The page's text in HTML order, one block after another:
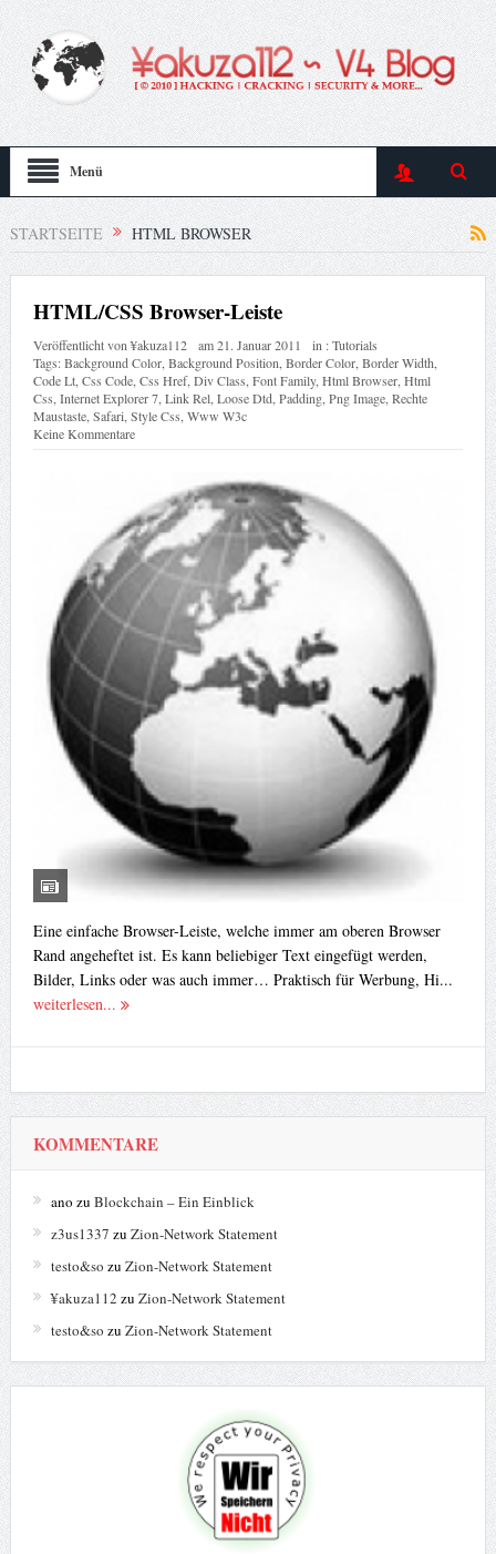
Menü
STARTSEITE HTML BROWSER
HTML/CSS Browser-Leiste
Veröffentlicht von¥akuza112 am21. Januar 2011 in :Tutorials
Tags:Background Color, Background Position Border Color, Border Width
Code Lt, Css Code, Css Href, Div Class Font Family, Html Browser, Html
Css Internet Explorer 7, Link Rel, Loose Dtd, Padding, Png Image, Rechte
Maustaste, Safari Style Css Www W3c
Keine Kommentare
Eine einfache Browser-Leiste, welche immer am oberen Browser
Rand angeheftet ist. Es kann beliebiger Text eingefügt werden,
Bilder, Links oder was auch immer… Praktisch für Werbung, Hi...
weiterlesen...
KOMMENTARE
ano zu Blockchain – Ein Einblick
z3us1337 zu Zion-Network Statement
testo&so zu Zion-Network Statement
¥akuza112 zu Zion-Network Statement
testo&so zu Zion-Network Statement